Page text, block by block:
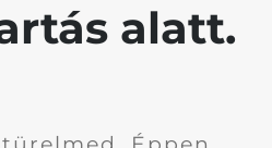
alatt.